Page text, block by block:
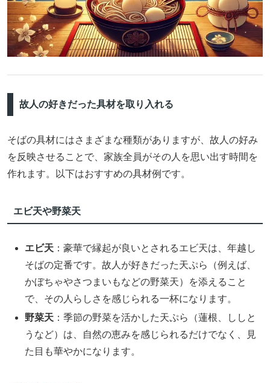
故人の好きだった具材を取り入れる
そばの具材にはさまざまな種類がありますが、故人の好み
を反映させることで、家族全員がその人を思い出す時間を
作れます。以下はおすすめの具材例です。
エビ天や野菜天
エビ天 ：豪華で縁起が良いとされるエビ天は、年越し
そばの定番です。故人が好きだった天ぷら（例えば、
かぼちゃやさつまいもなどの野菜天）を添えること
で、その人らしさを感じられる一杯になります。
野菜天 ：季節の野菜を活かした天ぷら（蓮根、ししと
うなど）は、自然の恵みを感じられるだけでなく、見
た目も華やかになります。